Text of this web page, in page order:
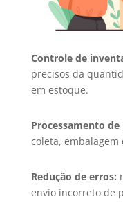
Controle de
precisos da
em estoque.
Processamento
coleta, embalagem
Redução de erros:
envio incorreto de